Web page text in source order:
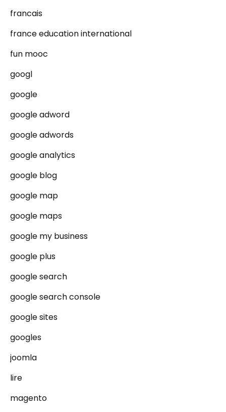
francais
france education international
fun mooc
googl
google
google adword
google adwords
google analytics
google blog
google map
google maps
google my business
google plus
google search
google search console
google sites
googles
joomla
lire
magento